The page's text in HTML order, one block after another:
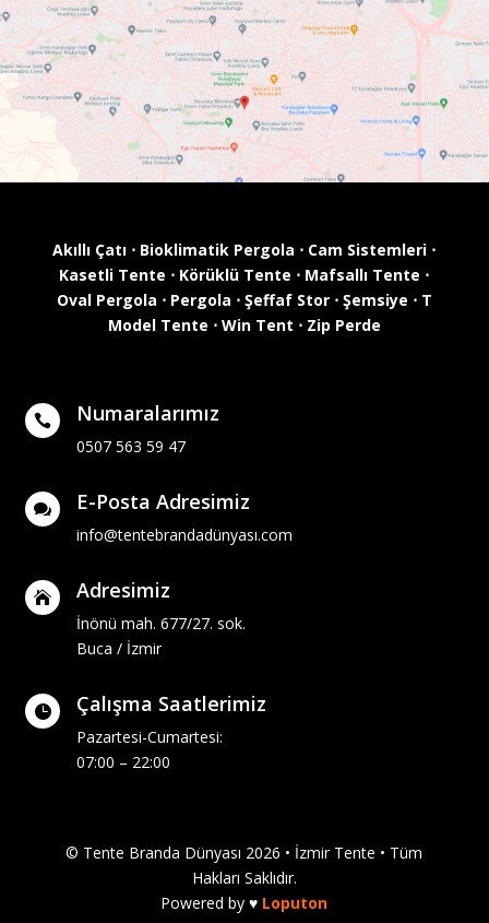
Akıllı Çatı ⋅ Bioklimatik Pergola ⋅ Cam Sistemleri ⋅
Kasetli Tente ⋅ Körüklü Tente ⋅ Mafsallı Tente ⋅
Oval Pergola ⋅ Pergola ⋅ Şeffaf Stor⋅ Şemsiye ⋅ T
Model Tente ⋅ Win Tent ⋅ Zip Perde
 Numaralarımız
0507 563 59 47
 E-Posta Adresimiz
info@tentebrandadünyası.com
 Adresimiz
İnönü mah. 677/27. sok.
Buca / İzmir
 Çalışma Saatlerimiz
Pazartesi-Cumartesi:
07:00 – 22:00
© Tente Branda Dünyası 2026 • İzmir Tente • Tüm
Hakları Saklıdır.
Powered by ♥ Loputon